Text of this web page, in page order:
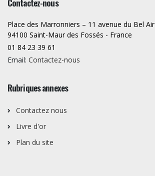
Place des Marronniers – 11 avenue du Bel Air
94100 Saint-Maur des Fossés - France
01 84 23 39 61
Email: Contactez-nous
Rubriques annexes
Contactez nous
Livre d'or
Plan du site